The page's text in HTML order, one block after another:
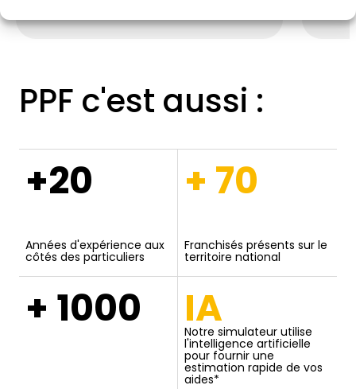
PPF c'est aussi :
+20
Années d'expérience aux
côtés des particuliers
+ 70
Franchisés présents sur le
territoire national
+ 1000 IA
Notre simulateur utilise
l'intelligence artificielle
pour fournir une
estimation rapide de vos
aides*